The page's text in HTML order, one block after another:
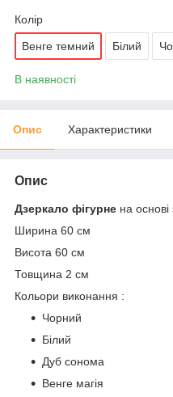
Колір
Венге темний Білий
В наявності
Опис Характеристики
Опис
Дзеркало фігурне на
Ширина 60 см
Висота 60 см
Товщина 2 см
Кольори виконання :
Чорний
Білий
Дуб сонома
Венге магія